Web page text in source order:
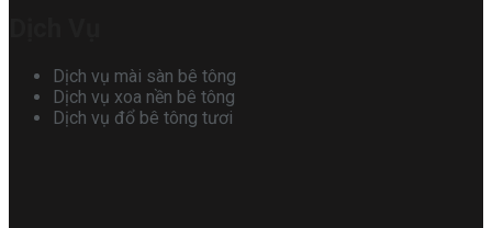
Dịch vụ mài sàn bê tông
Dịch vụ xoa nền bê tông
Dịch vụ đổ bê tông tươi